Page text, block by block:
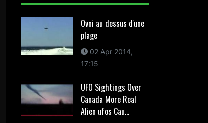
Ovni au dessus d'une
plage
02 Apr 2014,
17:15
UFO Sightings Over
Canada More Real
Alien ufos Cau...